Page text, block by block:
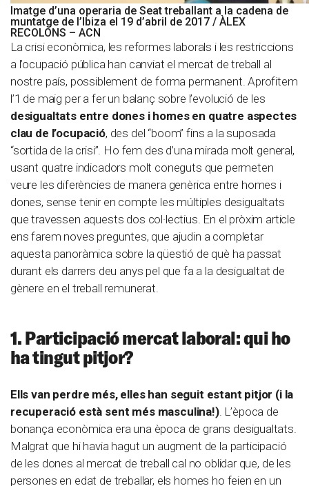
Imatge d’una operaria de Seat treballant a la cadena de
muntatge de l’Ibiza el 19 d’abril de 2017 / ÀLEX
RECOLONS – ACN
La crisi econòmica, les reformes laborals i les restriccions
a l’ocupació pública han canviat el mercat de treball al
nostre país, possiblement de forma permanent. Aprofitem
l’1 de maig per a fer un balanç sobre l’evolució de les
desigualtats entre dones i homes en quatre aspectes
clau de l’ocupació, des del “boom” fins a la suposada
“sortida de la crisi”. Ho fem des d’una mirada molt general,
usant quatre indicadors molt coneguts que permeten
veure les diferències de manera genèrica entre homes i
dones, sense tenir en compte les múltiples desigualtats
que travessen aquests dos col·lectius. En el pròxim article
ens farem noves preguntes, que ajudin a completar
aquesta panoràmica sobre la qüestió de què ha passat
durant els darrers deu anys pel que fa a la desigualtat de
gènere en el treball remunerat.
1. Participació mercat laboral: qui ho
ha tingut pitjor?
Ells van perdre més, elles han seguit estant pitjor (i la
recuperació està sent més masculina!). L’època de
bonança econòmica era una època de grans desigualtats.
Malgrat que hi havia hagut un augment de la participació
de les dones al mercat de treball cal no oblidar que, de les
persones en edat de treballar, els homes ho feien en un